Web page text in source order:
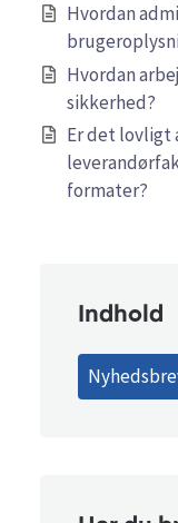
Hvordan
Hvordan
sikkerhed?
Er det lovligt
formater?
Indhold